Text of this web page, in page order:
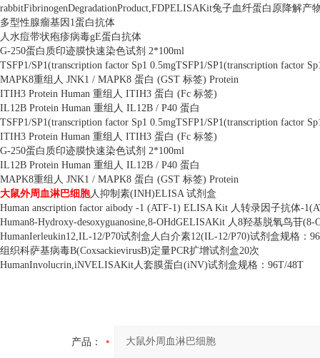
rabbitFibrinogenDegradationProduct,FDPELISAKit兔子血纤蛋白原降解产
多型性腺瘤基因 1蛋白抗体
人水痘带状疱疹病毒gE蛋白抗体
G-250蛋白质印迹膜快速染色试剂 2*100ml
TSFP1/SP1(transcription factor Sp1 0.5mgTSFP1/SP1(transcription factor
MAPK8重组人 JNK1 / MAPK8 蛋白 (GST 标签) Protein
ITIH3 Protein Human 重组人 ITIH3 蛋白 (Fc 标签)
IL12B Protein Human 重组人 IL12B / P40 蛋白
TSFP1/SP1(transcription factor Sp1 0.5mgTSFP1/SP1(transcription factor
ITIH3 Protein Human 重组人 ITIH3 蛋白 (Fc 标签)
G-250蛋白质印迹膜快速染色试剂 2*100ml
IL12B Protein Human 重组人 IL12B / P40 蛋白
MAPK8重组人 JNK1 / MAPK8 蛋白 (GST 标签) Protein
大鼠外周血淋巴细胞人抑制素(INH)ELISA 试剂盒
Human anscription factor aibody -1 (ATF-1) ELISA Kit 人转录因子抗体-
Human8-Hydroxy-desoxyguanosine,8-OHdGELISAKit 人8羟基脱氧鸟苷(8-
HumanIerleukin12,IL-12/P70试剂盒人白介素12(IL-12/P70)试剂盒规格：
组织科萨基病毒B(CoxsackievirusB)定量PCR扩增试剂盒20次
HumanInvolucrin,iNVELISAKit人套膜蛋白(iNV)试剂盒规格： 96T/48T
产品：